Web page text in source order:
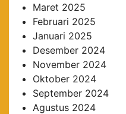
Maret 2025
Februari 2025
Januari 2025
Desember 2024
November 2024
Oktober 2024
September 2024
Agustus 2024